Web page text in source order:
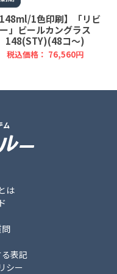
148ml/1色印刷】「リビ
ー」ビールカングラス
148(STY)(48コ～)
税込価格： 76,560円
は
表記
シー